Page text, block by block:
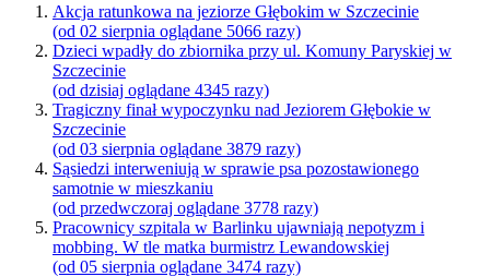
Akcja ratunkowa na jeziorze Głębokim w Szczecinie
(od 02 sierpnia oglądane 5066 razy)
Dzieci wpadły do zbiornika przy ul. Komuny Paryskiej w
Szczecinie
(od dzisiaj oglądane 4345 razy)
Tragiczny finał wypoczynku nad Jeziorem Głębokie w
Szczecinie
(od 03 sierpnia oglądane 3879 razy)
Sąsiedzi interweniują w sprawie psa pozostawionego
samotnie w mieszkaniu
(od przedwczoraj oglądane 3778 razy)
Pracownicy szpitala w Barlinku ujawniają nepotyzm i
mobbing. W tle matka burmistrz Lewandowskiej
(od 05 sierpnia oglądane 3474 razy)